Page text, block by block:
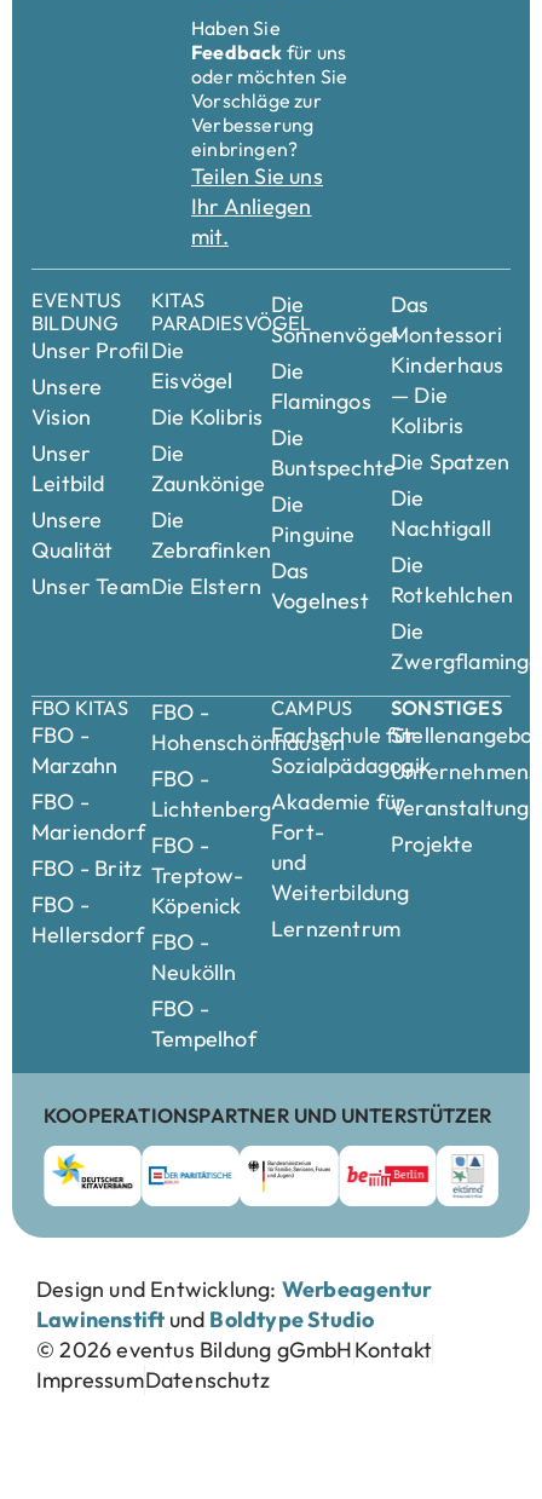
Haben Sie
Feedback für uns
oder möchten Sie
Vorschläge zur
Verbesserung
einbringen?
Teilen Sie uns
Ihr Anliegen
mit.
EVENTUS
BILDUNG
Unser Profil
Unsere
Vision
Unser
Leitbild
Unsere
Qualität
Unser Team
KITAS
PARADIESVÖGEL
Die
Eisvögel
Die Kolibris
Die
Zaunkönige
Die
Zebrafinken
Die Elstern
Die
Sonnenvögel
Die
Flamingos
Die
Buntspechte
Die
Pinguine
Das
Vogelnest
Das
Montessori
Kinderhaus
— Die
Kolibris
Die Spatzen
Die
Nachtigall
Die
Rotkehlchen
Die
FBO KITAS
FBO -
Marzahn
FBO -
Mariendorf
FBO - Britz
FBO -
Hellersdorf
FBO -
Hohenschönhausen
FBO -
Lichtenberg
FBO -
Treptow-
Köpenick
FBO -
Neukölln
FBO -
Tempelhof
CAMPUS
Fachschule für
Sozialpädagogik
Akademie für
Fort-
und
Weiterbildung
Lernzentrum
SONSTIGES
Projekte
KOOPERATIONSPARTNER UND UNTERSTÜTZER
Design und Entwicklung: Werbeagentur
Lawinenstift und Boldtype Studio
© 2026 eventus Bildung gGmbHKontakt
ImpressumDatenschutz